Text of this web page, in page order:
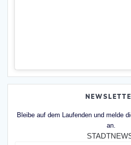
Bleibe auf dem Laufenden und melde
an.